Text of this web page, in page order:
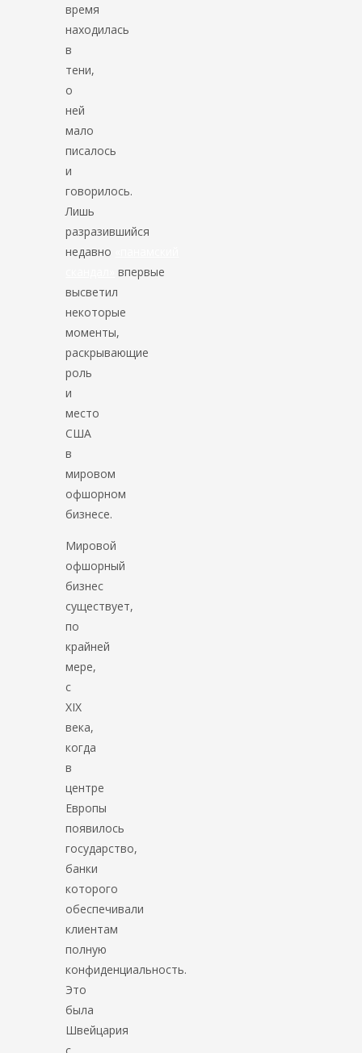
время
находилась
в
тени,
о
ней
мало
писалось
и
говорилось.
Лишь
разразившийся
недавно
впервые
высветил
некоторые
моменты,
раскрывающие
роль
и
место
США
в
мировом
офшорном
бизнесе.
Мировой
офшорный
бизнес
существует,
по
крайней
мере,
с
XIX
века,
когда
в
центре
Европы
появилось
государство,
банки
которого
обеспечивали
клиентам
полную
конфиденциальность.
Это
была
Швейцария